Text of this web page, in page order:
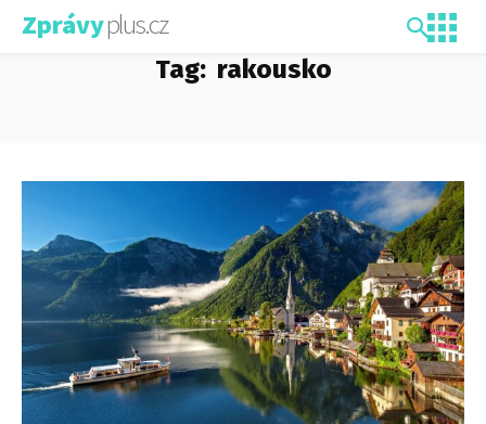
Zprávyplus.cz
Tag: rakousko